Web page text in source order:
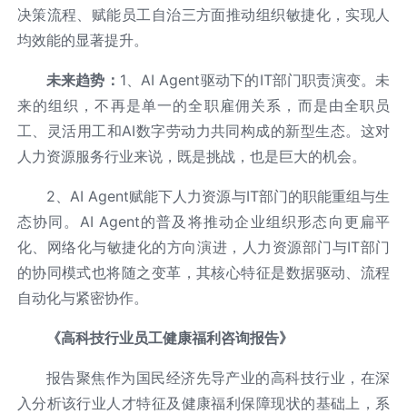
决策流程、赋能员工自治三方面推动组织敏捷化，实现人
均效能的显著提升。
未来趋势： 1、AI Agent驱动下的IT部门职责演变。未
来的组织，不再是单一的全职雇佣关系，而是由全职员
工、灵活用工和AI数字劳动力共同构成的新型生态。这对
人力资源服务行业来说，既是挑战，也是巨大的机会。
2、AI Agent赋能下人力资源与IT部门的职能重组与生
态协同。AI Agent的普及将推动企业组织形态向更扁平
化、网络化与敏捷化的方向演进，人力资源部门与IT部门
的协同模式也将随之变革，其核心特征是数据驱动、流程
自动化与紧密协作。
《高科技行业员工健康福利咨询报告》
报告聚焦作为国民经济先导产业的高科技行业，在深
入分析该行业人才特征及健康福利保障现状的基础上，系